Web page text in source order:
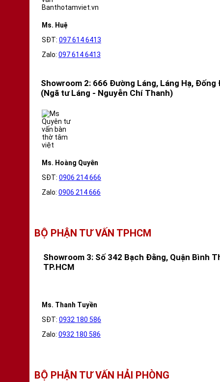
Ms. Huệ
SĐT: 097 614 6413
Zalo: 097 614 6413
Showroom 2: 666 Đường Láng, Láng Hạ, Đống
(Ngã tư Láng - Nguyễn Chí Thanh)
Ms. Hoàng Quyên
SĐT: 0906 214 666
Zalo: 0906 214 666
BỘ PHẬN TƯ VẤN TPHCM
Showroom 3: Số 342 Bạch Đằng, Quận Bình
TP.HCM
Ms. Thanh Tuyền
SĐT: 0932 180 586
Zalo: 0932 180 586
BỘ PHẬN TƯ VẤN HẢI PHÒNG